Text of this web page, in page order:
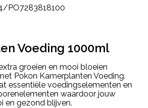
PO7283818100
Voeding 1000ml
groeien en mooi bloeien
Pokon Kamerplanten Voeding.
essentiële voedingselementen en
waardoor jouw
en gezond blijven.